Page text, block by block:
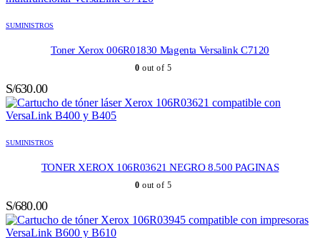
SUMINISTROS
Toner Xerox 006R01830 Magenta Versalink C7120
0 out of 5
S/630.00
SUMINISTROS
TONER XEROX 106R03621 NEGRO 8.500 PAGINAS
0 out of 5
S/680.00